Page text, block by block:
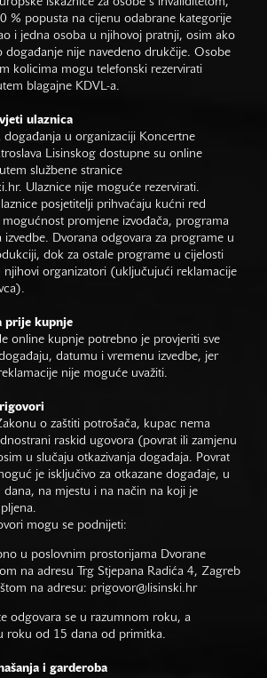
iskaznice za osobe s invaliditetom,
% popusta na cijenu odabrane kategorije
i jedna osoba u njihovoj pratnji, osim ako
događanje nije navedeno drukčije. Osobe
kolicima mogu telefonski rezervirati
blagajne KDVL-a.
ulaznica
događanja u organizaciji Koncertne
Lisinskog dostupne su online
službene stranice
Ulaznice nije moguće rezervirati.
posjetitelji prihvaćaju kućni red
mogućnost promjene izvođača, programa
Dvorana odgovara za programe u
dok za ostale programe u cijelosti
njihovi organizatori (uključujući reklamacije
prije kupnje
online kupnje potrebno je provjeriti sve
datumu i vremenu izvedbe, jer
nije moguće uvažiti.
o zaštiti potrošača, kupac nema
raskid ugovora (povrat ili zamjenu
u slučaju otkazivanja događaja. Povrat
je isključivo za otkazane događaje, u
na mjestu i na način na koji je
mogu se podnijeti:
u poslovnim prostorijama Dvorane
na adresu Trg Stjepana Radića 4, Zagreb
na adresu: prigovor@lisinski.hr
odgovara se u razumnom roku, a
roku od 15 dana od primitka.
i garderoba